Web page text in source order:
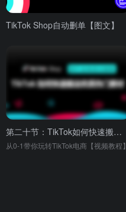
TikTok Shop自动删单【图文】
第二十节：TikTok如何快速搬运优质热门素材
从0-1带你玩转TikTok电商【视频教程】